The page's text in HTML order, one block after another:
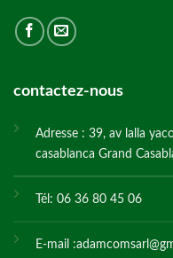
contactez-nous
Adresse : 39, av lalla
casablanca Grand
Tél: 06 36 80 45 06
E-mail